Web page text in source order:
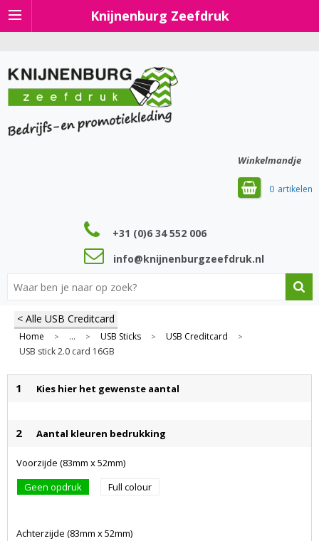
Knijnenburg Zeefdruk
Winkelmandje
0
+31 (0)6 34 552 006
info@knijnenburgzeefdruk.nl
< Alle USB Creditcard
Home > ... > USB Sticks > USB Creditcard >
USB stick 2.0 card 16GB
1 Kies hier het gewenste aantal
2 Aantal kleuren bedrukking
Voorzijde (83mm x 52mm)
Geen opdruk
Full colour
Achterzijde (83mm x 52mm)